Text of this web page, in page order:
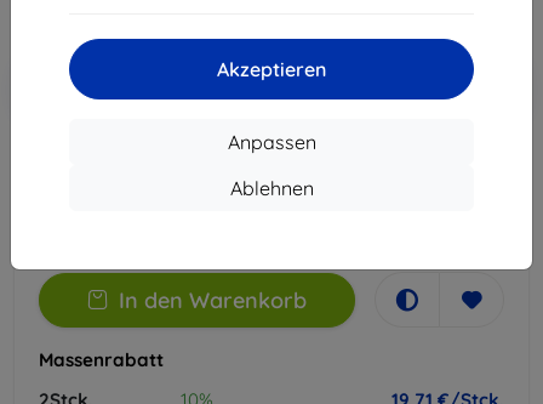
Akzeptieren
Anpassen
Ablehnen
-10%
Rabatt mit Gutschein
EXTRA10
Warenkorb
In den Warenkorb
Massenrabatt